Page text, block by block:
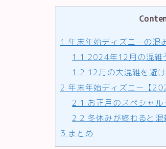
1 年末年始ディズニーの混
1.1 2024年12月の混雑
1.2 12月の大混雑を避
2 年末年始ディズニー【
2.1 お正月のスペシャル
2.2 冬休みが終わると
3 まとめ